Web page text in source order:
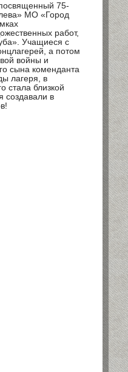
75-
МО «Город
работ,
Учащиеся с
а потом
войны и
сына коменданта
лагеря, в
стала близкой
создавали в